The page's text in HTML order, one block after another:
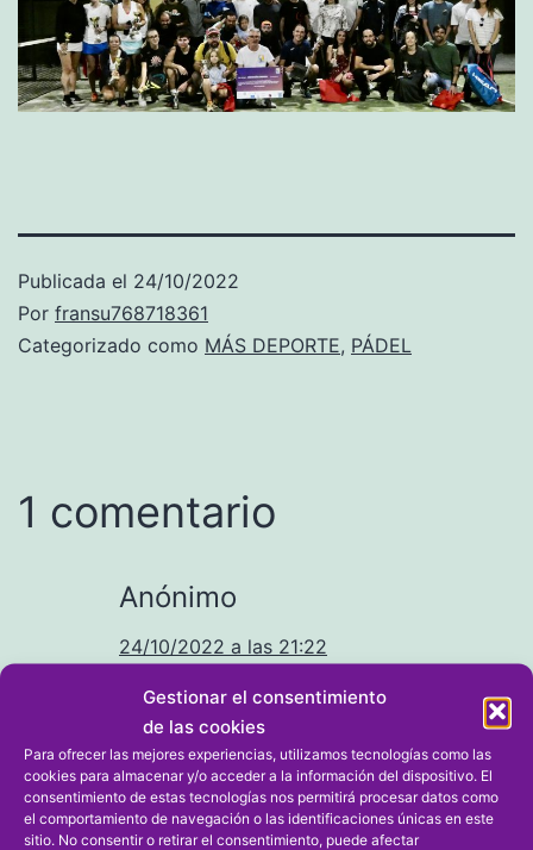
Gestionar el consentimiento
de las cookies
Para ofrecer las mejores experiencias, utilizamos tecnologías como las
cookies para almacenar y/o acceder a la información del dispositivo. El
consentimiento de estas tecnologías nos permitirá procesar datos como
el comportamiento de navegación o las identificaciones únicas en este
sitio. No consentir o retirar el consentimiento, puede afectar
Publicada el 24/10/2022
Por fransu768718361
Categorizado como MÁS DEPORTE, PÁDEL
1 comentario
Anónimo
24/10/2022 a las 21:22
Responder